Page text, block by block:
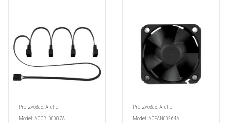
Proizvođač:Arctic
Model:ACCBL00007A
Proizvođač:Arctic
Model:ACFAN00264A